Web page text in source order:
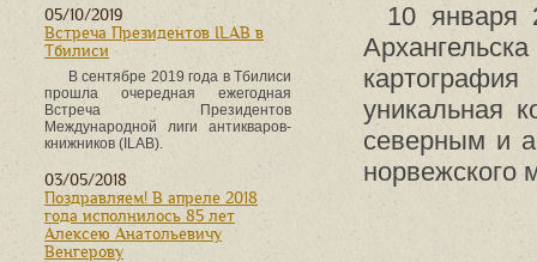
10 января
уникальная
северным и
норвежского
05/10/2019
Встреча Президентов ILAB в
Тбилиси
В сентябре 2019 года в Тбилиси
прошла очередная ежегодная
Встреча Президентов
Международной лиги антикваров-
книжников (ILAB).
03/05/2018
Поздравляем! В апреле 2018
года исполнилось 85 лет
Алексею Анатольевичу
Венгерову